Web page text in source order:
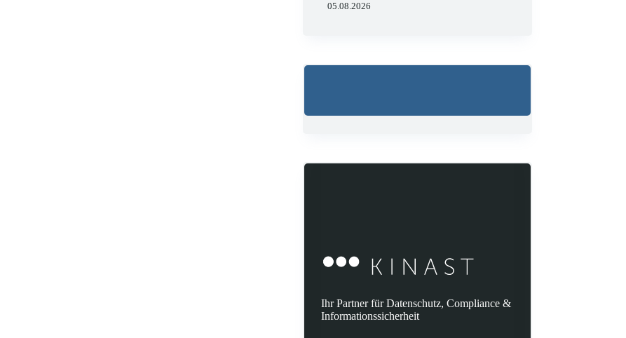
05.08.2026
Ihr Partner für Datenschutz, Compliance &
Informationssicherheit